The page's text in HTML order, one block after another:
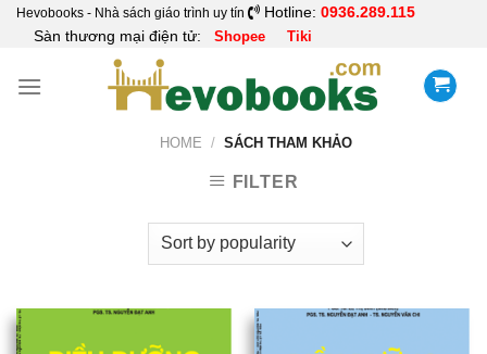
SkipHevobooks - Nhà sách giáo trình uy tín Hotline: 0936.289.115
Sàn thương mại điện tử: Shopee Tiki
HOME / SÁCH THAM KHẢO
FILTER